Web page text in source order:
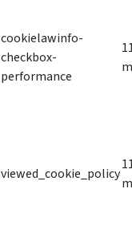
cookielawinfo-
checkbox-
performance
viewed_cookie_policy